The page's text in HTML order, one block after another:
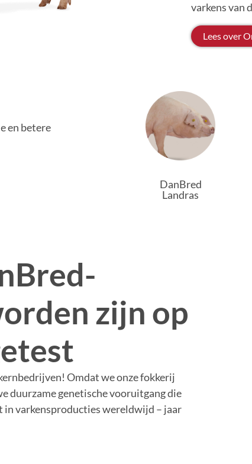
varkens van
Lees over
en betere
DanBred
Landras
zijn op
Omdat we onze fokkerij
duurzame genetische vooruitgang die
varkensproducties wereldwijd – jaar